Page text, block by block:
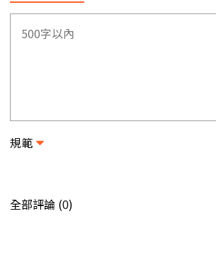
規範
全部評論 (0)